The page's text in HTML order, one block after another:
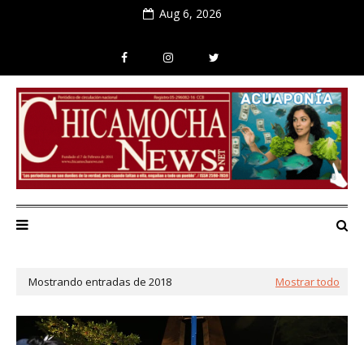
Aug 6, 2026
Mostrando entradas de 2018 Mostrar todo